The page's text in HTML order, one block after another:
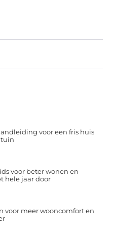
voor een fris huis
voor beter wonen en
hele jaar door
voor meer wooncomfort en